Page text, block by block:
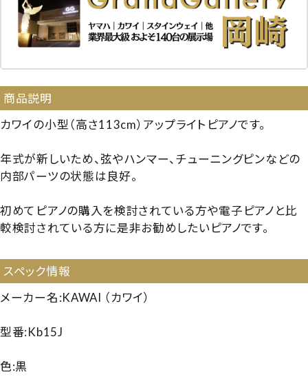
商品説明
カワイの小型（高さ113cm）アップライトピアノです。
年式が新しいため、弦やハンマー、チューニングピンなどの
内部パーツの状態は良好。
初めてピアノの購入を検討されている方や電子ピアノと比
較検討されている方に是非お勧めしたいピアノです。
スペック情報
メーカー名:KAWAI （カワイ）
型番:Kb15J
色:黒